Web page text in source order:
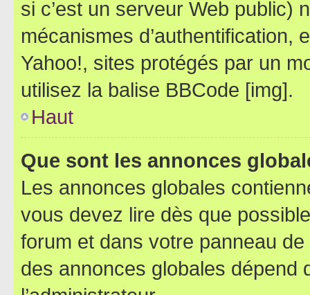
si c’est un serveur Web public)
mécanismes d’authentification,
Yahoo!, sites protégés par un
utilisez la balise BBCode [img].
Haut
Que sont les annonces
Les annonces globales
vous devez lire dès que
forum et dans votre panneau
des annonces globales dépend